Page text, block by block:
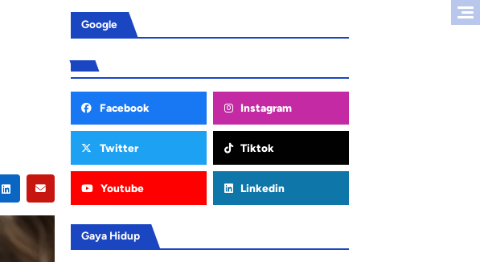
Google
Facebook Instagram
Twitter Tiktok
Youtube Linkedin
Gaya Hidup